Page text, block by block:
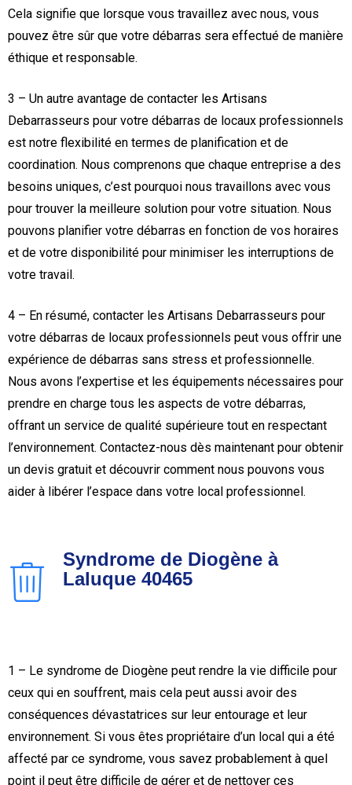
Cela signifie que lorsque vous travaillez avec nous, vous
pouvez être sûr que votre débarras sera effectué de manière
éthique et responsable.
3 – Un autre avantage de contacter les Artisans
Debarrasseurs pour votre débarras de locaux professionnels
est notre flexibilité en termes de planification et de
coordination. Nous comprenons que chaque entreprise a des
besoins uniques, c’est pourquoi nous travaillons avec vous
pour trouver la meilleure solution pour votre situation. Nous
pouvons planifier votre débarras en fonction de vos horaires
et de votre disponibilité pour minimiser les interruptions de
votre travail.
4 – En résumé, contacter les Artisans Debarrasseurs pour
votre débarras de locaux professionnels peut vous offrir une
expérience de débarras sans stress et professionnelle.
Nous avons l’expertise et les équipements nécessaires pour
prendre en charge tous les aspects de votre débarras,
offrant un service de qualité supérieure tout en respectant
l’environnement. Contactez-nous dès maintenant pour obtenir
un devis gratuit et découvrir comment nous pouvons vous
aider à libérer l’espace dans votre local professionnel.
Syndrome de Diogène à
Laluque 40465
1 – Le syndrome de Diogène peut rendre la vie difficile pour
ceux qui en souffrent, mais cela peut aussi avoir des
conséquences dévastatrices sur leur entourage et leur
environnement. Si vous êtes propriétaire d’un local qui a été
affecté par ce syndrome, vous savez probablement à quel
point il peut être difficile de gérer et de nettoyer ces